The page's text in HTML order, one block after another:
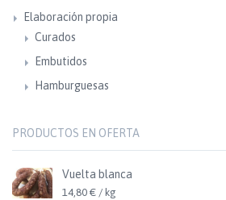
Elaboración propia
Curados
Embutidos
Hamburguesas
PRODUCTOS EN OFERTA
Vuelta blanca
14,80 € / kg